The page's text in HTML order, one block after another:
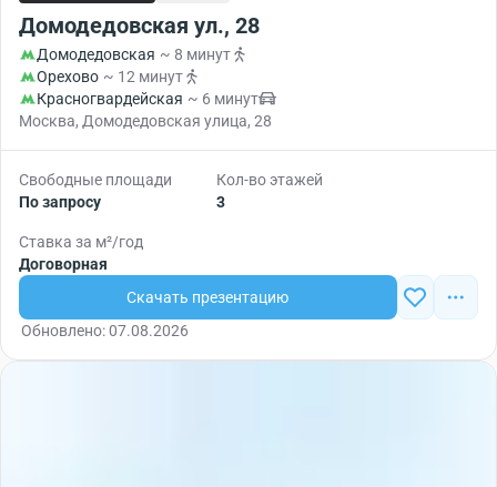
Домодедовская ул., 28
Домодедовская ~ 8 минут
Орехово ~ 12 минут
Красногвардейская ~ 6 минут
Москва, Домодедовская улица, 28
Свободные площади
По запросу
Кол-во этажей
3
Ставка за м²/год
Договорная
Скачать презентацию
Обновлено: 07.08.2026